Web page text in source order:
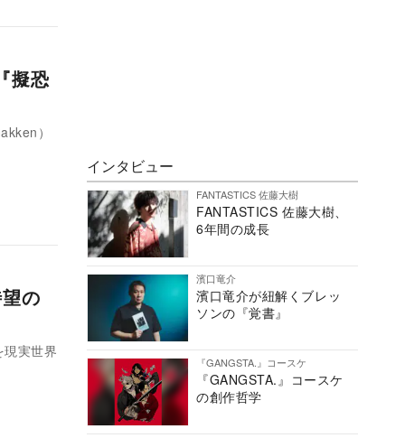
擬恐
）
の
インタビュー
FANTASTICS 佐藤大樹
FANTASTICS 佐藤大樹、
6年間の成長
濱口竜介
濱口竜介が紐解くブレッ
ソンの『覚書』
『GANGSTA.』コースケ
『GANGSTA.』コースケ
の創作哲学